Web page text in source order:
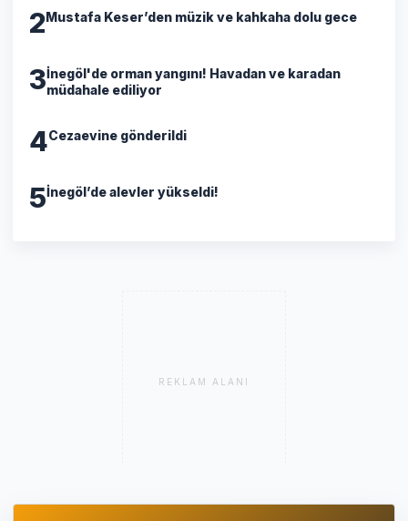
2Mustafa Keser’den müzik ve kahkaha dolu gece
3İnegöl'de orman yangını! Havadan ve karadan
müdahale ediliyor
4Cezaevine gönderildi
5İnegöl’de alevler yükseldi!
REKLAM ALANI